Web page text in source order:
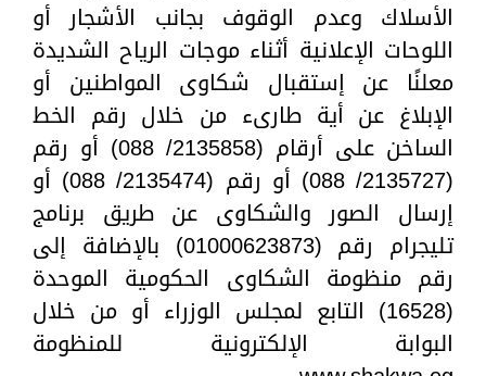
الأسلاك وعدم الوقوف بجانب الأشجار أو
اللوحات الإعلانية أثناء موجات الرياح الشديدة
معلنًا عن إستقبال شكاوى المواطنين أو
الإبلاغ عن أية طارىء من خلال رقم الخط
الساخن على أرقام (2135858/ 088) أو رقم
(2135727/ 088) أو رقم (2135474/ 088) أو
إرسال الصور والشكاوى عن طريق برنامج
تليجرام رقم (01000623873) بالإضافة إلى
رقم منظومة الشكاوى الحكومية الموحدة
(16528) التابع لمجلس الوزراء أو من خلال
البوابة الإلكترونية للمنظومة